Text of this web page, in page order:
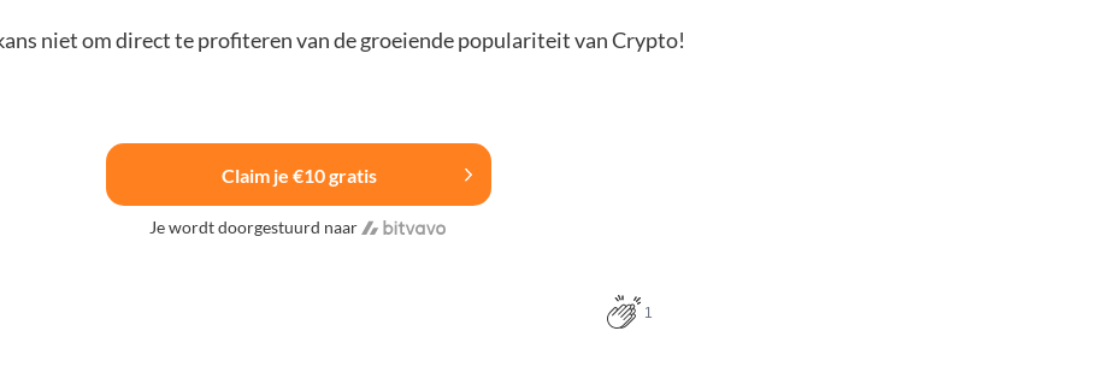
niet om direct te profiteren van de groeiende populariteit van Crypto!
Claim je €10 gratis
Je wordt doorgestuurd naar
1